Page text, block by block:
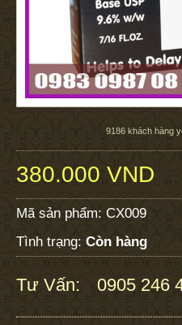
9186 khách hàng
380.000 VND
Mã sản phẩm: CX009
Tình trạng: Còn hàng
Tư Vấn: 0905 246